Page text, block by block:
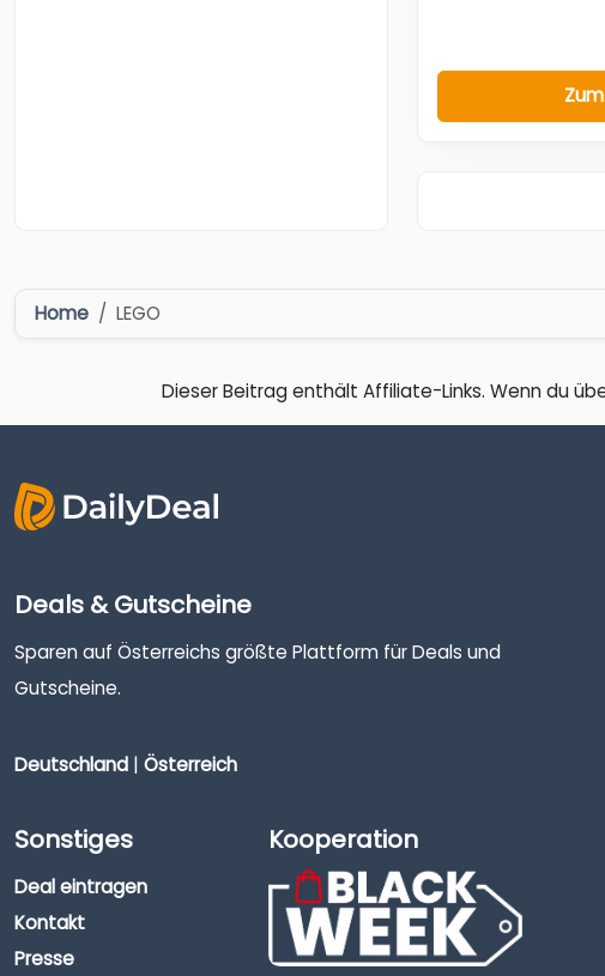
Home LEGO
Dieser Beitrag enthält Affiliate-Links. Wenn du
Deals & Gutscheine
Sparen auf Österreichs größte Plattform für Deals und
Gutscheine.
Deutschland | Österreich
Sonstiges
Deal eintragen
Kontakt
Presse
Kooperation